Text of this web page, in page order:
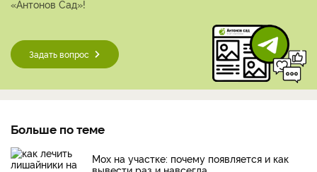
«Антонов Сад»!
Задать вопрос
Больше по теме
Мох на участке: почему появляется и как
вывести раз и навсегда